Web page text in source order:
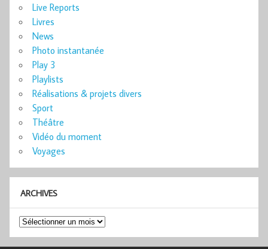
Live Reports
Livres
News
Photo instantanée
Play 3
Playlists
Réalisations & projets divers
Sport
Théâtre
Vidéo du moment
Voyages
ARCHIVES
Archives